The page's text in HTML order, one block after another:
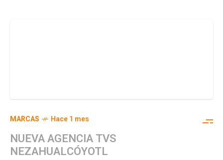
MARCAS Hace 1 mes
NUEVA AGENCIA TVS
NEZAHUALCÓYOTL